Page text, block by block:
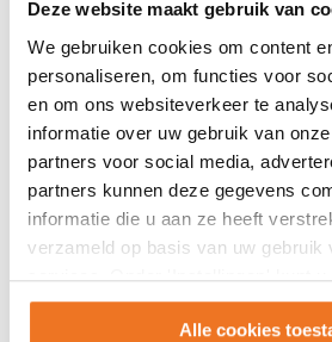
Deze website maakt gebruik van
We gebruiken cookies om content
personaliseren, om functies voor
en om ons websiteverkeer te
informatie over uw gebruik van
partners voor social media,
partners kunnen deze gegevens
informatie die u aan ze heeft
verzameld op basis van uw gebruik
services. Onder 'Instellingen' kunt u
wijzigen.
Alle cookies
Gerontopsychiatrie
Dementie
Leven met Parkinson
Afasie
Palliatieve zorg
Preventie
Innovatie